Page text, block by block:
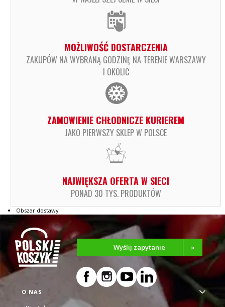
MOŻLIWOŚĆ DOSTARCZENIA
ZAKUPÓW NA WYBRANĄ GODZINĘ NA TERENIE WARSZAWY
I OKOLIC
ZAMOWIENIE CHŁODNICZE KURIEREM
JAKO PIERWSZY SKLEP W POLSCE
NAJWIĘKSZA OFERTA W SIECI
PONAD 30 TYS. PRODUKTÓW
Obszar dostawy
Linki w stopce
O NAS
Wyślij zapytanie »